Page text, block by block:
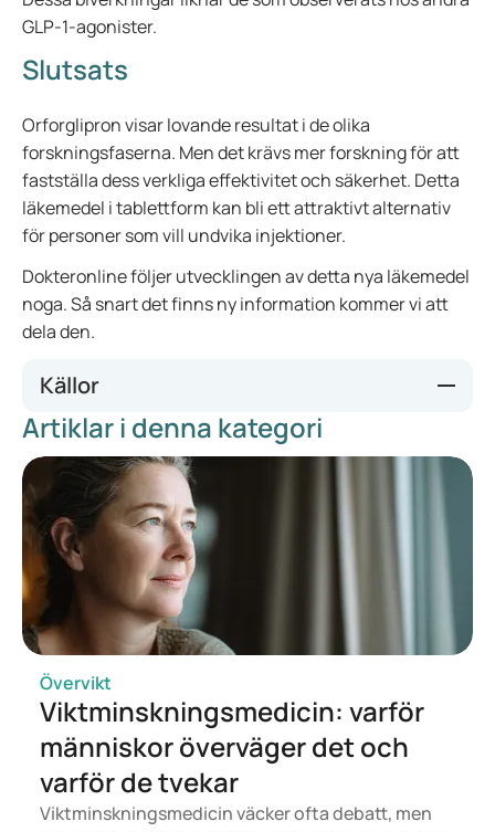
GLP-1-agonister.
Slutsats
Orforglipron visar lovande resultat i de olika
forskningsfaserna. Men det krävs mer forskning för att
fastställa dess verkliga effektivitet och säkerhet. Detta
läkemedel i tablettform kan bli ett attraktivt alternativ
för personer som vill undvika injektioner.
Dokteronline följer utvecklingen av detta nya läkemedel
noga. Så snart det finns ny information kommer vi att
dela den.
Källor
Lilly’s New Oral GLP-1 Orforglipron Led to 12% Weight Loss
in Trials
What to Know About Orforglipron Oral GLP-1 | Eli Lilly and
Company
Lilly's oral GLP-1, orforglipron, delivers weight loss of up to
an average of 27.3 lbs in first of two pivotal Phase 3 trials in
adults with obesity | Eli Lilly and Company
Artiklar i denna kategori
Övervikt
Viktminskningsmedicin: varför
människor överväger det och
varför de tvekar
Viktminskningsmedicin väcker ofta debatt, men